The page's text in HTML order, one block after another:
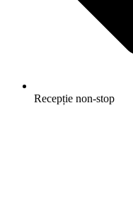
Recepție non-stop